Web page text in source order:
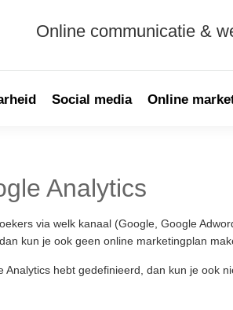
Online communicatie &
Social media Online
Analytics
via welk kanaal (Google, Google
kun je ook geen online marketingplan
Analytics hebt gedefinieerd, dan kun je ook